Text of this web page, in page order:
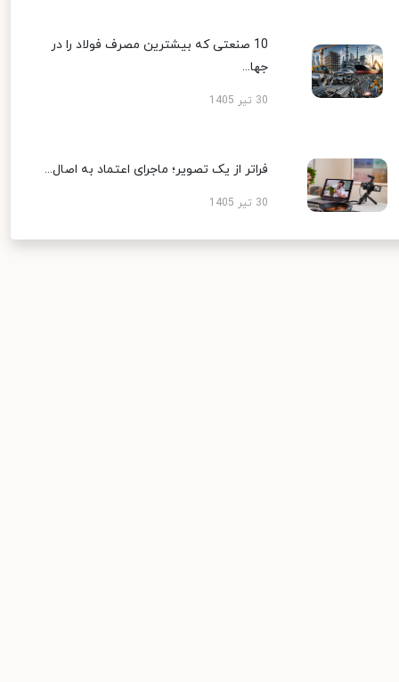
10 صنعتی که بیشترین مصرف فولاد را در
جها...
30 تیر 1405
فراتر از یک تصویر؛ ماجرای اعتماد به اصال...
30 تیر 1405